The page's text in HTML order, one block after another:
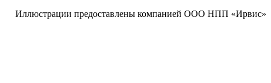
Иллюстрации предоставлены компанией ООО НПП «Ирвис»